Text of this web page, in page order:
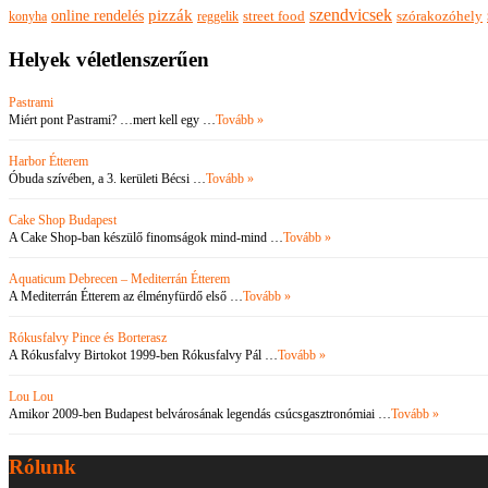
konyha online rendelés pizzák reggelik street food szendvicsek szórakozóhely
Helyek véletlenszerűen
Pastrami
Miért pont Pastrami? …mert kell egy …Tovább »
Harbor Étterem
Óbuda szívében, a 3. kerületi Bécsi …Tovább »
Cake Shop Budapest
A Cake Shop-ban készülő finomságok mind-mind …Tovább »
Aquaticum Debrecen – Mediterrán Étterem
A Mediterrán Étterem az élményfürdő első …Tovább »
Rókusfalvy Pince és Borterasz
A Rókusfalvy Birtokot 1999-ben Rókusfalvy Pál …Tovább »
Lou Lou
Amikor 2009-ben Budapest belvárosának legendás csúcsgasztronómiai …Tovább »
Rólunk